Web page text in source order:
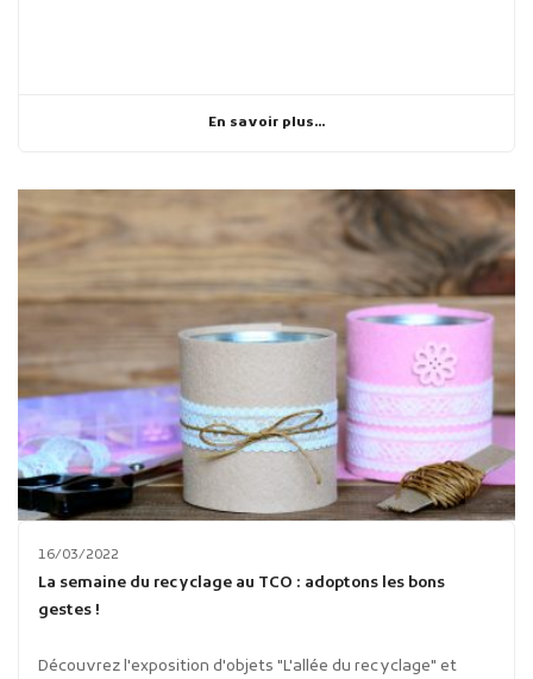
En savoir plus...
16/03/2022
La semaine du recyclage au TCO : adoptons les bons
gestes !
Découvrez l'exposition d'objets "L'allée du recyclage" et